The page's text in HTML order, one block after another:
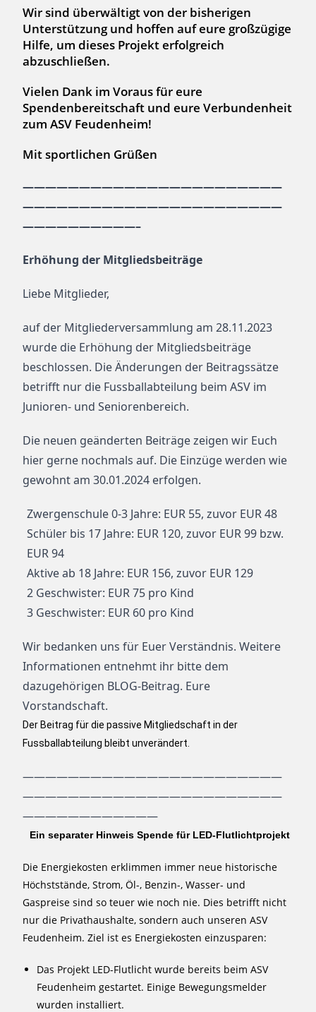
Wir sind überwältigt von der bisherigen
Unterstützung und hoffen auf eure großzügige
Hilfe, um dieses Projekt erfolgreich
abzuschließen.
Vielen Dank im Voraus für eure
Spendenbereitschaft und eure Verbundenheit
zum ASV Feudenheim!
Mit sportlichen Grüßen
———————————————————————
———————————————————————
——————————–
Erhöhung der Mitgliedsbeiträge
Liebe Mitglieder,
auf der Mitgliederversammlung am 28.11.2023
wurde die Erhöhung der Mitgliedsbeiträge
beschlossen. Die Änderungen der Beitragssätze
betrifft nur die Fussballabteilung beim ASV im
Junioren- und Seniorenbereich.
Die neuen geänderten Beiträge zeigen wir Euch
hier gerne nochmals auf. Die Einzüge werden wie
gewohnt am 30.01.2024 erfolgen.
Zwergenschule 0-3 Jahre: EUR 55, zuvor EUR 48
Schüler bis 17 Jahre: EUR 120, zuvor EUR 99 bzw.
EUR 94
Aktive ab 18 Jahre: EUR 156, zuvor EUR 129
2 Geschwister: EUR 75 pro Kind
3 Geschwister: EUR 60 pro Kind
Wir bedanken uns für Euer Verständnis. Weitere
Informationen entnehmt ihr bitte dem
dazugehörigen BLOG-Beitrag. Eure
Vorstandschaft.
Der Beitrag für die passive Mitgliedschaft in der
Fussballabteilung bleibt unverändert.
———————————————————————
———————————————————————
————————————
Ein separater Hinweis Spende für LED-Flutlichtprojekt
Die Energiekosten erklimmen immer neue historische
Höchststände, Strom, Öl-, Benzin-, Wasser- und
Gaspreise sind so teuer wie noch nie. Dies betrifft nicht
nur die Privathaushalte, sondern auch unseren ASV
Feudenheim. Ziel ist es Energiekosten einzusparen:
Das Projekt LED-Flutlicht wurde bereits beim ASV
Feudenheim gestartet. Einige Bewegungsmelder
wurden installiert.